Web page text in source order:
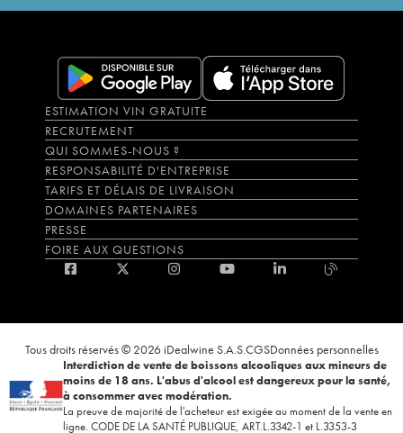
ESTIMATION VIN GRATUITE
RECRUTEMENT
QUI SOMMES-NOUS ?
RESPONSABILITÉ D'ENTREPRISE
TARIFS ET DÉLAIS DE LIVRAISON
DOMAINES PARTENAIRES
PRESSE
FOIRE AUX QUESTIONS
Tous droits réservés © 2026 iDealwine S.A.S.CGSDonnées personnelles
Interdiction de vente de boissons alcooliques aux mineurs de
moins de 18 ans. L'abus d'alcool est dangereux pour la santé,
à consommer avec modération.
La preuve de majorité de l'acheteur est exigée au moment de la vente en
ligne. CODE DE LA SANTÉ PUBLIQUE, ART.L.3342-1 et L.3353-3